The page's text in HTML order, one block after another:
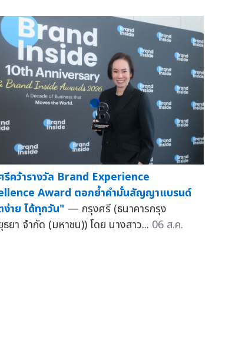
รีคว้ารางวัล Brand Experience
Award ตอกย้ำคำมั่นสัญญาแบรนด์
าย ได้ทุกวัน" — กรุงศรี (ธนาคารกรุง
ยา จำกัด (มหาชน)) โดย นางสาว... 06 ส.ค.